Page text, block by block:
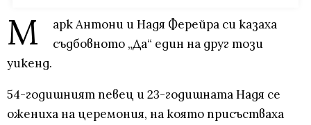
М
арк Антони и Надя Ферейра си казаха
съдбовното „Да“ един на друг този
уикенд.
54-годишният певец и 23-годишната Надя се
ожениха на церемония, на която присъстваха